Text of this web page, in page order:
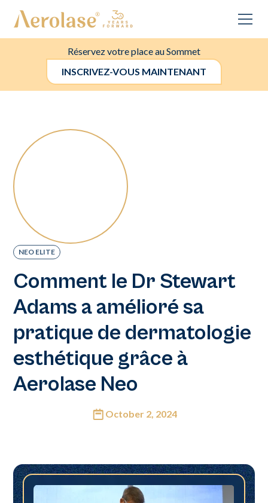
Réservez votre place au Sommet
INSCRIVEZ-VOUS MAINTENANT
NEO ELITE
Comment le Dr Stewart
Adams a amélioré sa
pratique de dermatologie
esthétique grâce à
Aerolase Neo
October 2, 2024